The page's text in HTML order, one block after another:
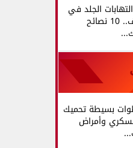
الجلد في
الصيف.. 10 نصائح
بسيطة تحميك
وأمراض